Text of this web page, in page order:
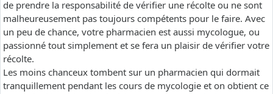
de prendre la responsabilité de vérifier une récolte ou ne sont
malheureusement pas toujours compétents pour le faire. Avec
un peu de chance, votre pharmacien est aussi mycologue, ou
passionné tout simplement et se fera un plaisir de vérifier votre
récolte.
Les moins chanceux tombent sur un pharmacien qui dormait
tranquillement pendant les cours de mycologie et on obtient ce